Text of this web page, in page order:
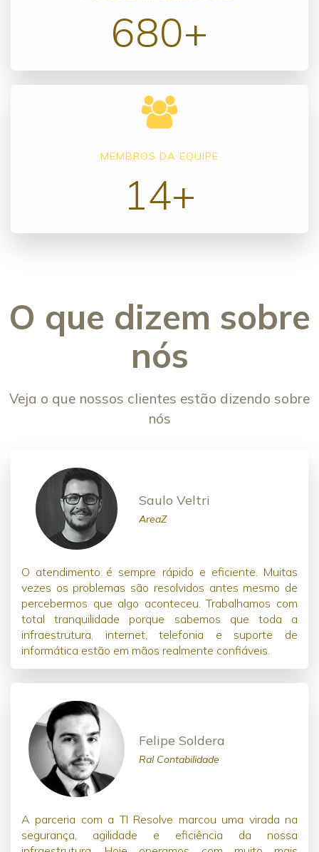
680+
MEMBROS DA EQUIPE
14+
O que dizem sobre
nós
Veja o que nossos clientes estão dizendo sobre
nós
Saulo Veltri
AreaZ
O atendimento é sempre rápido e eficiente. Muitas
vezes os problemas são resolvidos antes mesmo de
percebermos que algo aconteceu. Trabalhamos com
total tranquilidade porque sabemos que toda a
infraestrutura, internet, telefonia e suporte de
informática estão em mãos realmente confiáveis.
Felipe Soldera
Ral Contabilidade
A parceria com a TI Resolve marcou uma virada na
segurança, agilidade e eficiência da nossa